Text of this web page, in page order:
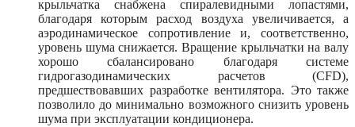
крыльчатка снабжена спиралевидными лопастями,
благодаря которым расход воздуха увеличивается, а
аэродинамическое сопротивление и, соответственно,
уровень шума снижается. Вращение крыльчатки на валу
хорошо сбалансировано благодаря системе
гидрогазодинамических расчетов (CFD),
предшествовавших разработке вентилятора. Это также
позволило до минимально возможного снизить уровень
шума при эксплуатации кондиционера.